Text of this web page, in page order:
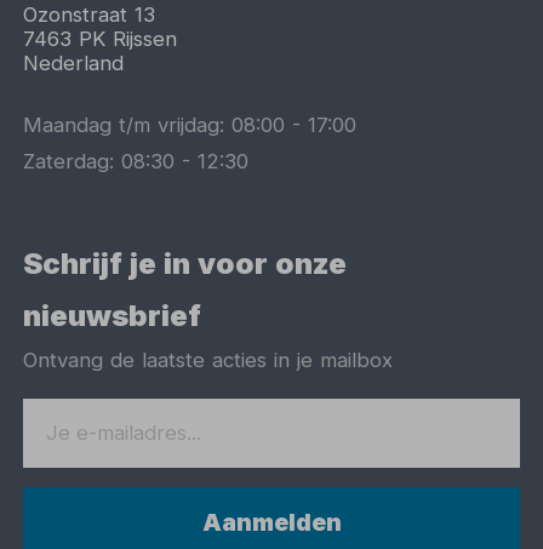
Ozonstraat 13
7463 PK Rijssen
Nederland
Maandag t/m vrijdag:08:00 -17:00
Zaterdag:08:30 -12:30
Schrijf je in voor onze
nieuwsbrief
Ontvang de laatste acties in je mailbox
Aanmelden